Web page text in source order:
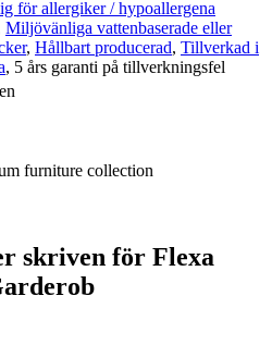
för allergiker / hypoallergena
Miljövänliga vattenbaserade eller
, Hållbart producerad, Tillverkad i
, 5 års garanti på tillverkningsfel
furniture collection
skriven för Flexa